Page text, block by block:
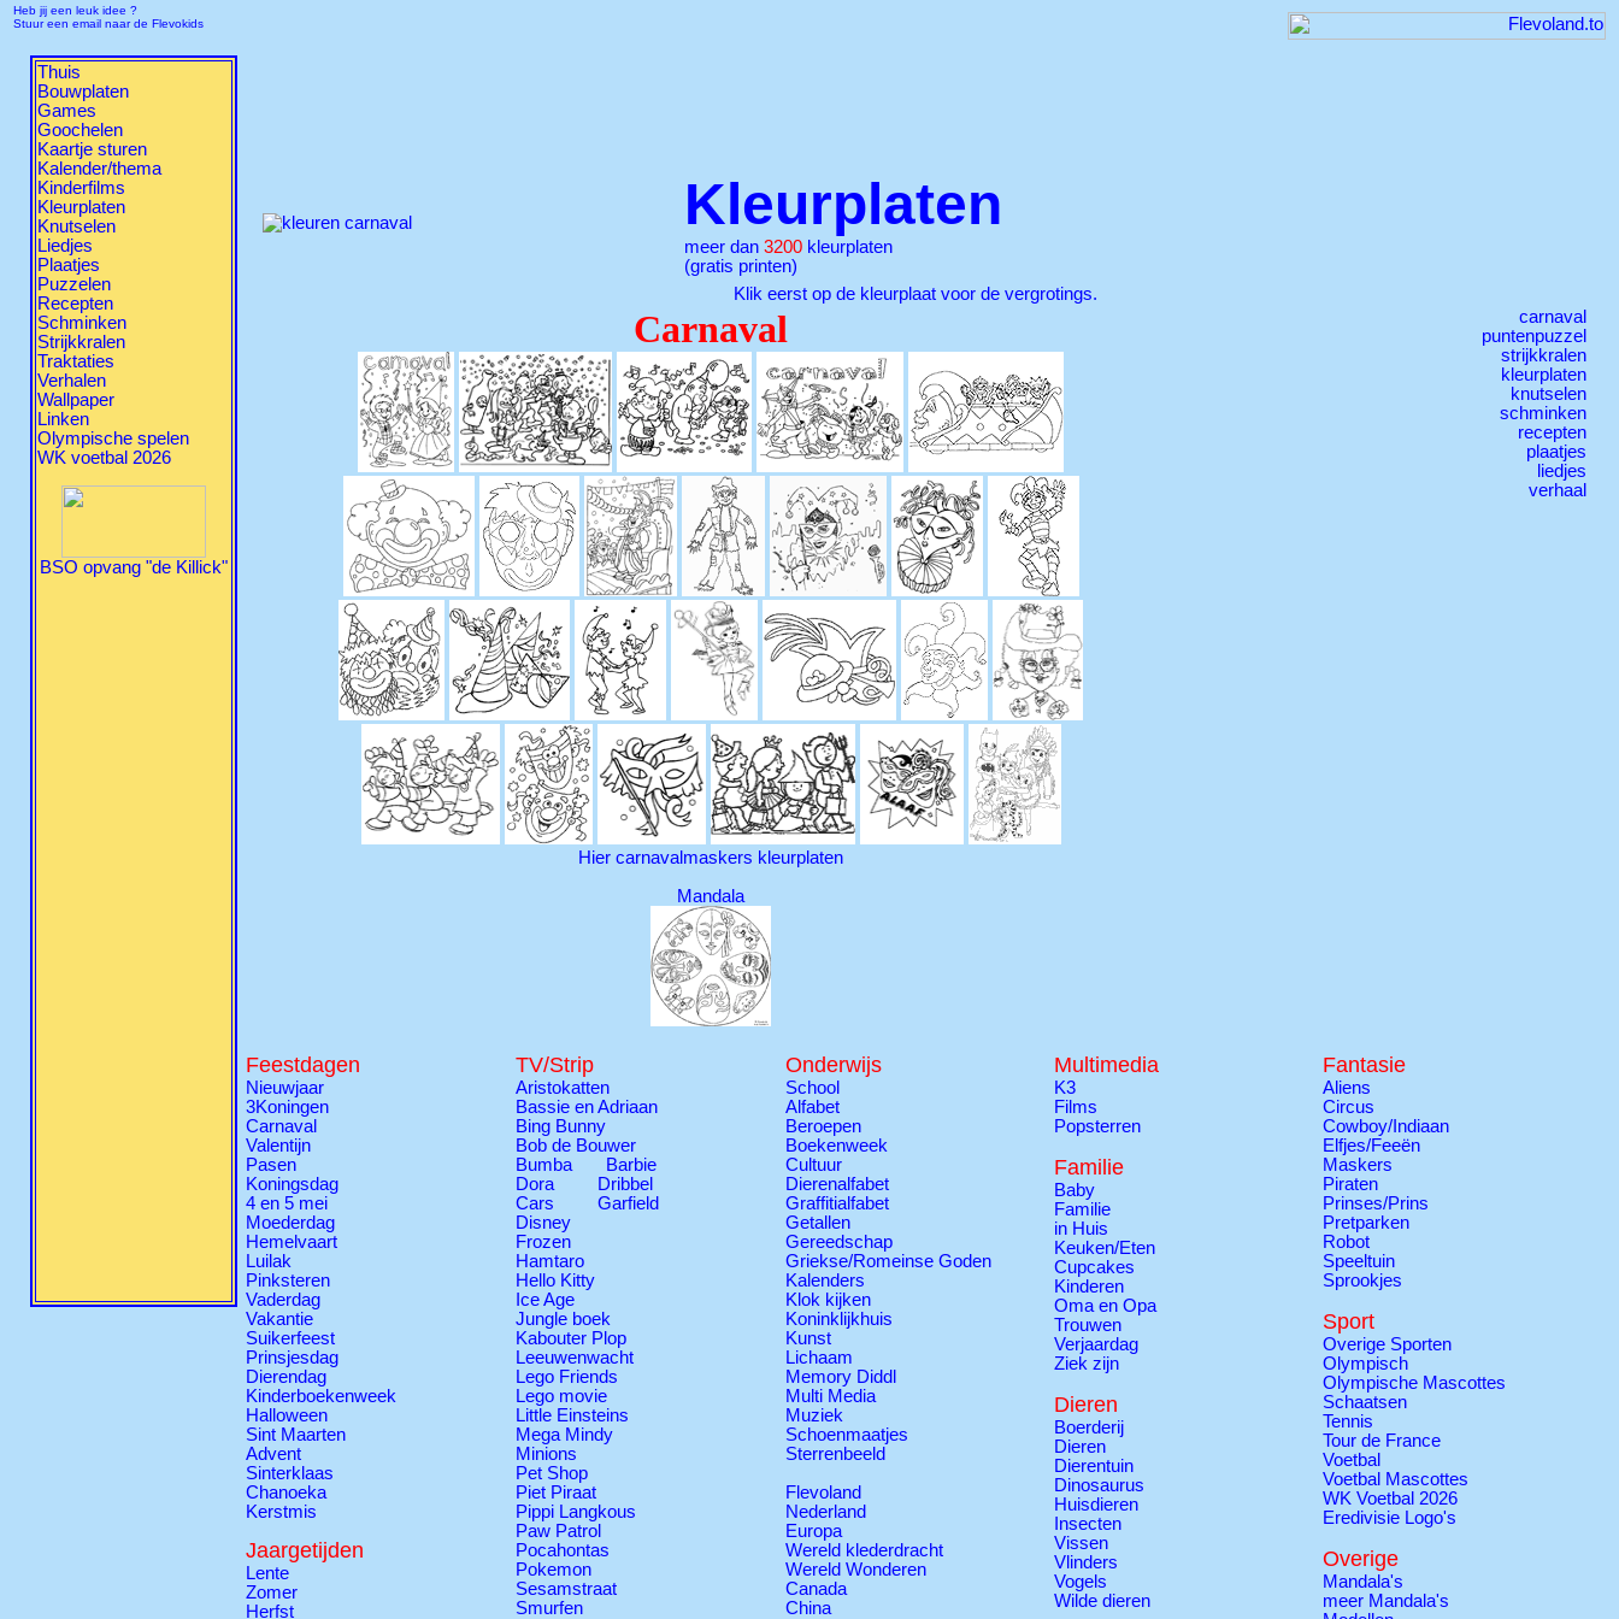
Heb jij een leuk idee ?
Stuur een email naar de Flevokids
Thuis
Bouwplaten
Games
Goochelen
Kaartje sturen
Kalender/thema
Kinderfilms
Kleurplaten
Knutselen
Liedjes
Plaatjes
Puzzelen
Recepten
Schminken
Strijkkralen
Traktaties
Verhalen
Wallpaper
Linken
Olympische spelen
WK voetbal 2026
BSO opvang "de Killick"
Kleurplaten
meer dan 3200 kleurplaten
(gratis printen)
Klik eerst op de kleurplaat voor de vergrotings.
Carnaval
Hier carnavalmaskers kleurplaten
Mandala
carnaval
puntenpuzzel
strijkkralen
kleurplaten
knutselen
schminken
recepten
plaatjes
liedjes
verhaal
Feestdagen
Nieuwjaar
3Koningen
Carnaval
Valentijn
Pasen
Koningsdag
4 en 5 mei
Moederdag
Hemelvaart
Luilak
Pinksteren
Vaderdag
Vakantie
Suikerfeest
Prinsjesdag
Dierendag
Kinderboekenweek
Halloween
Sint Maarten
Advent
Sinterklaas
Chanoeka
Kerstmis
Jaargetijden
Lente
Zomer
Herfst
TV/Strip
Aristokatten
Bassie en Adriaan
Bing Bunny
Bob de Bouwer
Bumba
Barbie
Dora
Dribbel
Cars
Garfield
Disney
Frozen
Hamtaro
Hello Kitty
Ice Age
Jungle boek
Kabouter Plop
Leeuwenwacht
Lego Friends
Lego movie
Little Einsteins
Mega Mindy
Minions
Pet Shop
Piet Piraat
Pippi Langkous
Paw Patrol
Pocahontas
Pokemon
Sesamstraat
Smurfen
Onderwijs
School
Alfabet
Beroepen
Boekenweek
Cultuur
Dierenalfabet
Graffitialfabet
Getallen
Gereedschap
Griekse/Romeinse Goden
Kalenders
Klok kijken
Koninklijkhuis
Kunst
Lichaam
Memory Diddl
Multi Media
Muziek
Schoenmaatjes
Sterrenbeeld
Flevoland
Nederland
Europa
Wereld klederdracht
Wereld Wonderen
Canada
China
Multimedia
K3
Films
Popsterren
Familie
Baby
Familie
in Huis
Keuken/Eten
Cupcakes
Kinderen
Oma en Opa
Trouwen
Verjaardag
Ziek zijn
Dieren
Boerderij
Dieren
Dierentuin
Dinosaurus
Huisdieren
Insecten
Vissen
Vlinders
Vogels
Wilde dieren
Fantasie
Aliens
Circus
Cowboy/Indiaan
Elfjes/Feeën
Maskers
Piraten
Prinses/Prins
Pretparken
Robot
Speeltuin
Sprookjes
Sport
Overige Sporten
Olympisch
Olympische Mascottes
Schaatsen
Tennis
Tour de France
Voetbal
Voetbal Mascottes
WK Voetbal 2026
Eredivisie Logo's
Overige
Mandala's
meer Mandala's